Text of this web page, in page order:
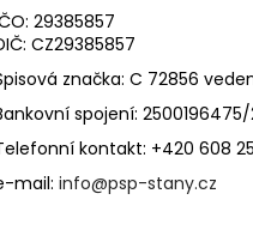
29385857
CZ29385857
značka: C 72856
spojení: 2500196475/
kontakt: +420 608
mail: info@psp-stany.cz